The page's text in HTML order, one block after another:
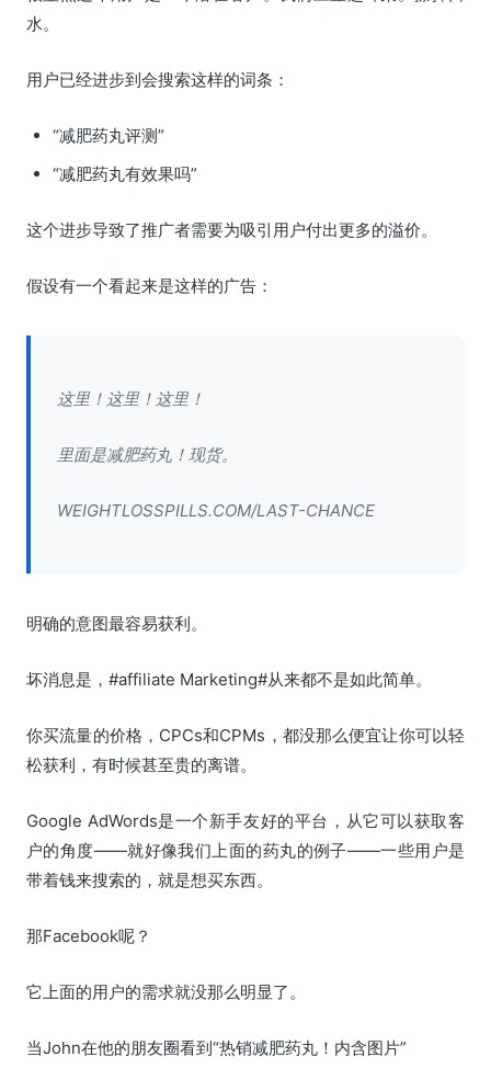
水。
用户已经进步到会搜索这样的词条：
“减肥药丸评测”
“减肥药丸有效果吗”
这个进步导致了推广者需要为吸引用户付出更多的溢价。
假设有一个看起来是这样的广告：
这里！这里！这里！
里面是减肥药丸！现货。
WEIGHTLOSSPILLS.COM/LAST-CHANCE
明确的意图最容易获利。
坏消息是，#affiliate Marketing#从来都不是如此简单。
你买流量的价格，CPCs和CPMs，都没那么便宜让你可以轻
松获利，有时候甚至贵的离谱。
Google AdWords是一个新手友好的平台，从它可以获取客
户的角度——就好像我们上面的药丸的例子——一些用户是
带着钱来搜索的，就是想买东西。
那Facebook呢？
它上面的用户的需求就没那么明显了。
当John在他的朋友圈看到“热销减肥药丸！内含图片”